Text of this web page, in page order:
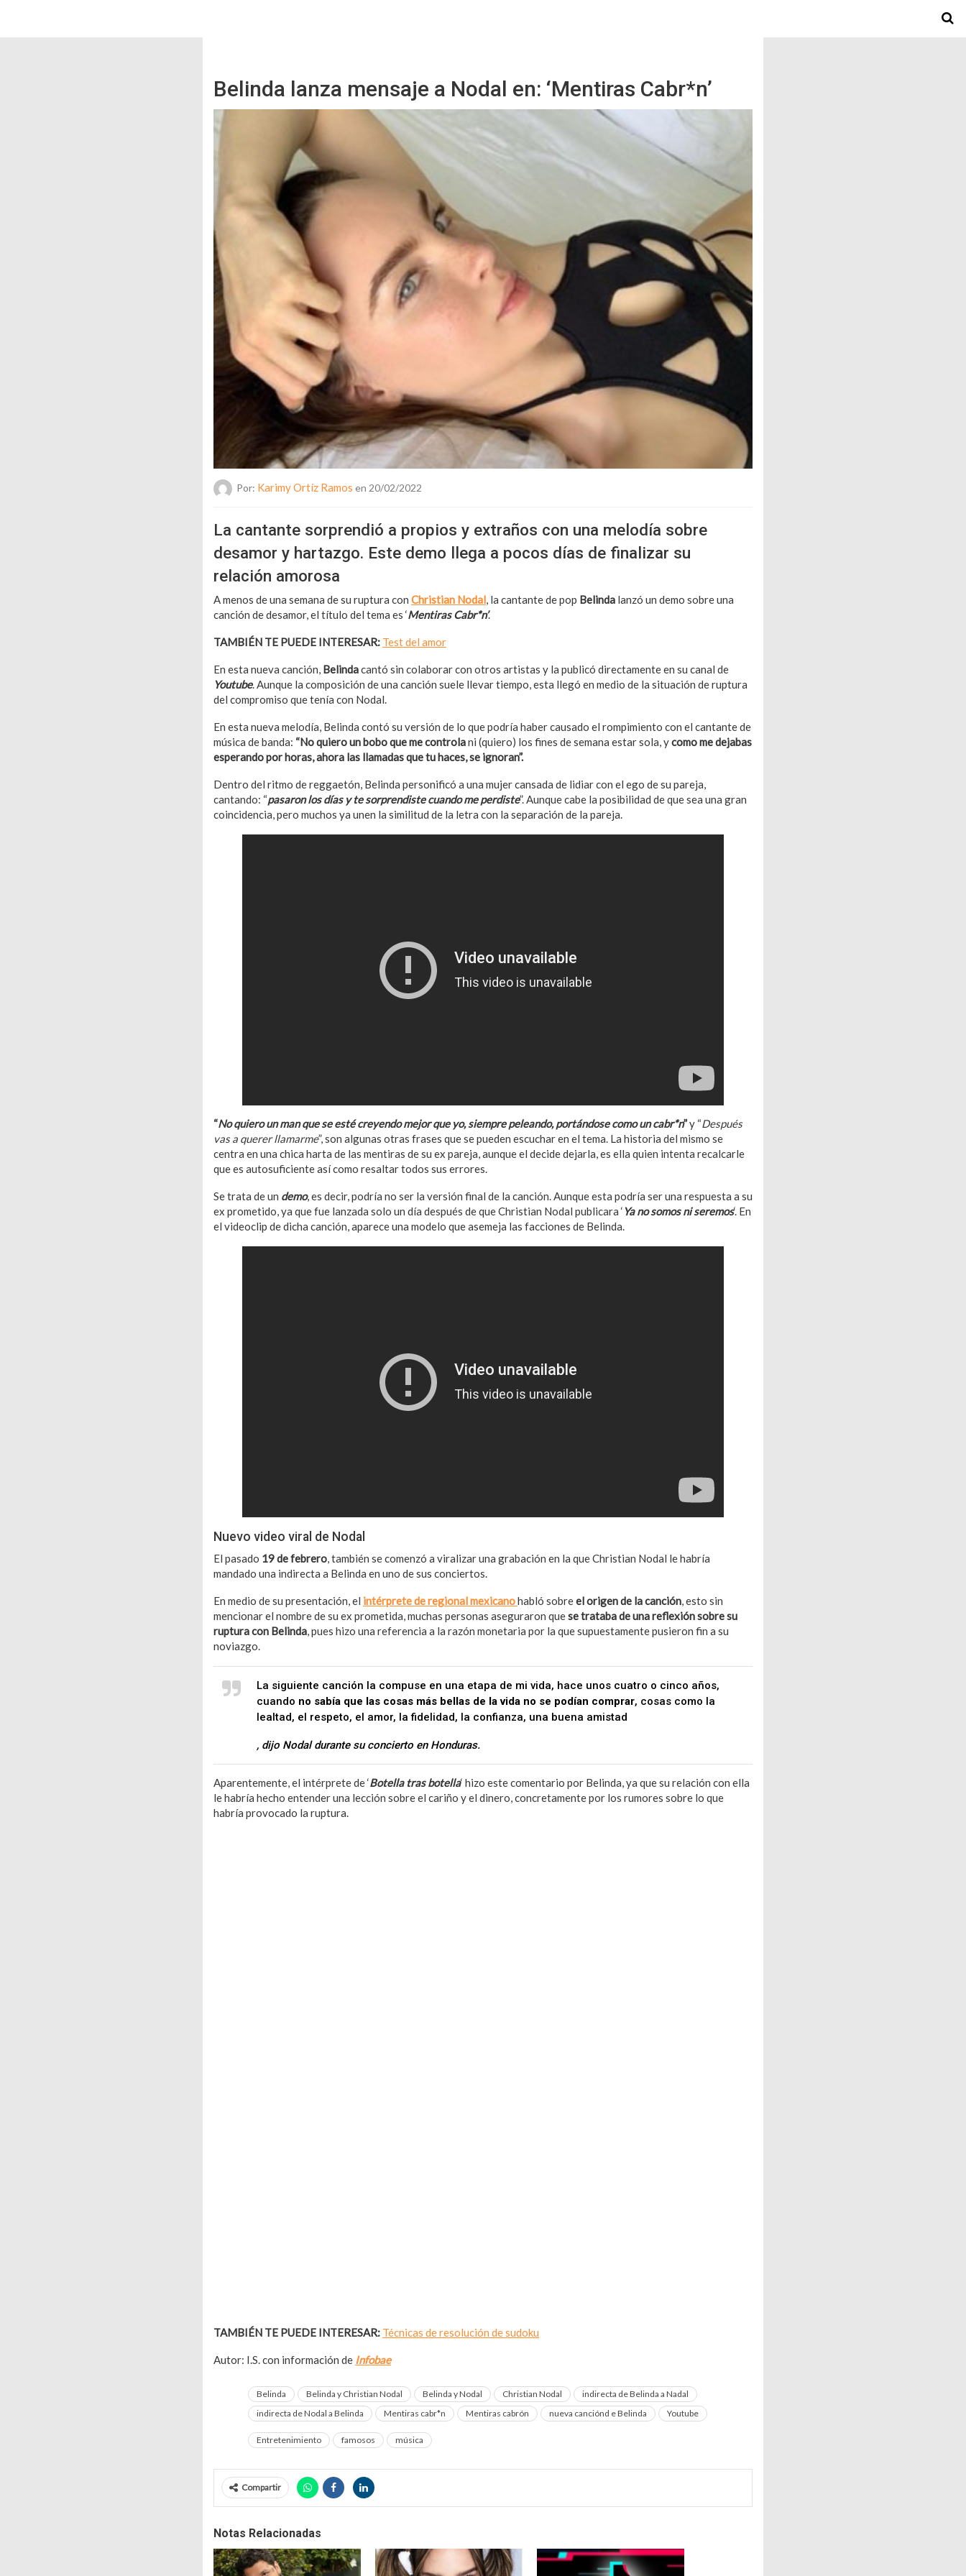
Belinda lanza mensaje a Nodal en: ‘Mentiras Cabr*n’
Por: Karimy Ortíz Ramos en 20/02/2022
La cantante sorprendió a propios y extraños con una melodía sobre
desamor y hartazgo. Este demo llega a pocos días de finalizar su
relación amorosa
A menos de una semana de su ruptura con Christian Nodal, la cantante de pop Belinda lanzó un demo sobre una
canción de desamor, el título del tema es ‘Mentiras Cabr*n’.
TAMBIÉN TE PUEDE INTERESAR: Test del amor
En esta nueva canción, Belindacantó sin colaborar con otros artistas y la publicó directamente en su canal de
Youtube. Aunque la composición de una canción suele llevar tiempo, esta llegó en medio de la situación de ruptura
del compromiso que tenía con Nodal.
En esta nueva melodía, Belinda contó su versión de lo que podría haber causado el rompimiento con el cantante de
música de banda: “No quiero un bobo que me controlani (quiero) los fines de semana estar sola, ycomo me dejabas
esperando por horas, ahora las llamadas que tu haces, se ignoran”.
Dentro del ritmo de reggaetón, Belinda personificó a una mujer cansada de lidiar con el ego de su pareja,
cantando: “pasaron los días y te sorprendiste cuando me perdiste”. Aunque cabe la posibilidad de que sea una gran
coincidencia, pero muchos ya unen la similitud de la letra con la separación de la pareja.
“No quiero un man que se esté creyendo mejor que yo, siempre peleando, portándose como un cabr*n”y “Después
vas a querer llamarme”, son algunas otras frases que se pueden escuchar en el tema. La historia del mismo se
centra en una chica harta de las mentiras de su ex pareja, aunque el decide dejarla, es ella quien intenta recalcarle
que es autosuficiente así como resaltar todos sus errores.
Se trata de un demo, es decir, podría no ser la versión final de la canción. Aunque esta podría ser una respuesta a su
ex prometido, ya que fue lanzada solo un día después de que Christian Nodal publicara ‘ Ya no somos ni seremos‘. En
el videoclip de dicha canción, aparece una modelo que asemeja las facciones de Belinda.
Nuevo video viral de Nodal
El pasado 19 de febrero , también se comenzó a viralizar una grabación en la que Christian Nodal le habría
mandado una indirecta a Belinda en uno de sus conciertos.
En medio de su presentación, el intérprete de regional mexicanohabló sobreel origen de la canción , esto sin
mencionar el nombre de su ex prometida, muchas personas aseguraron quese trataba de una reflexión sobre su
ruptura con Belinda , pues hizo una referencia a la razón monetaria por la que supuestamente pusieron fin a su
noviazgo.
La siguiente canción la compuse en una etapa de mi vida, hace unos cuatro o cinco años,
cuando no sabía que las cosas más bellas de la vida no se podían comprar, cosas como la
lealtad, el respeto, el amor, la fidelidad, la confianza, una buena amistad
, dijo Nodal durante su concierto en Honduras.
Aparentemente, el intérprete de ‘Botella tras botella‘ hizo este comentario por Belinda, ya que su relación con ella
le habría hecho entender una lección sobre el cariño y el dinero, concretamente por los rumores sobre lo que
habría provocado la ruptura.
TAMBIÉN TE PUEDE INTERESAR: Técnicas de resolución de sudoku
Autor: I.S. con información de Infobae
Belinda Belinda y Christian Nodal Belinda y Nodal Christian Nodal
indirecta de Belinda a Nadal
indirecta de Nodal a Belinda
Mentiras cabr*n Mentiras cabrón nueva canciónd e Belinda Youtube
Entretenimiento famosos música
Compartir
Notas Relacionadas